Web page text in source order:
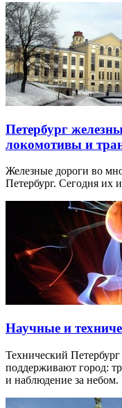
Петербург
локомотивы и
Железные дороги во
Петербург. Сегодня
Научные и
Технический
поддерживают город:
и наблюдение за небом.